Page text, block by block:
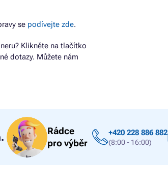
se podívejte zde.
Klikněte na tlačítko
dotazy. Můžete nám
Rádce
pro výběr
+420 228 886 882
(8:00 - 16:00)